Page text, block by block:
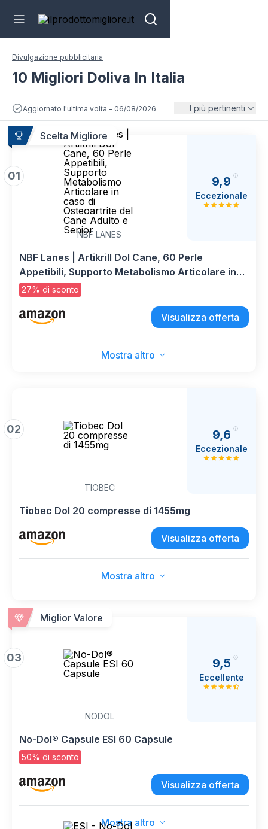
Divulgazione pubblicitaria
10 Migliori Doliva In Italia
Aggiornato l'ultima volta - 06/08/2026 I più pertinenti
Scelta Migliore
01
NBF LANES
9,9
Eccezionale
NBF Lanes | Artikrill Dol Cane, 60 Perle
Appetibili, Supporto Metabolismo Articolare in
caso di Osteoartrite del Cane Adulto e Senior
27% di sconto
Visualizza offerta
Mostra altro
02
TIOBEC
9,6
Eccezionale
Tiobec Dol 20 compresse di 1455mg
Visualizza offerta
Mostra altro
Miglior Valore
03
NODOL
9,5
Eccellente
No-Dol® Capsule ESI 60 Capsule
50% di sconto
Visualizza offerta
Mostra altro